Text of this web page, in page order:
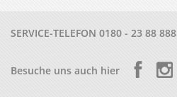
SERVICE-TELEFON 0180 - 23 88 888
Besuche uns auch hier